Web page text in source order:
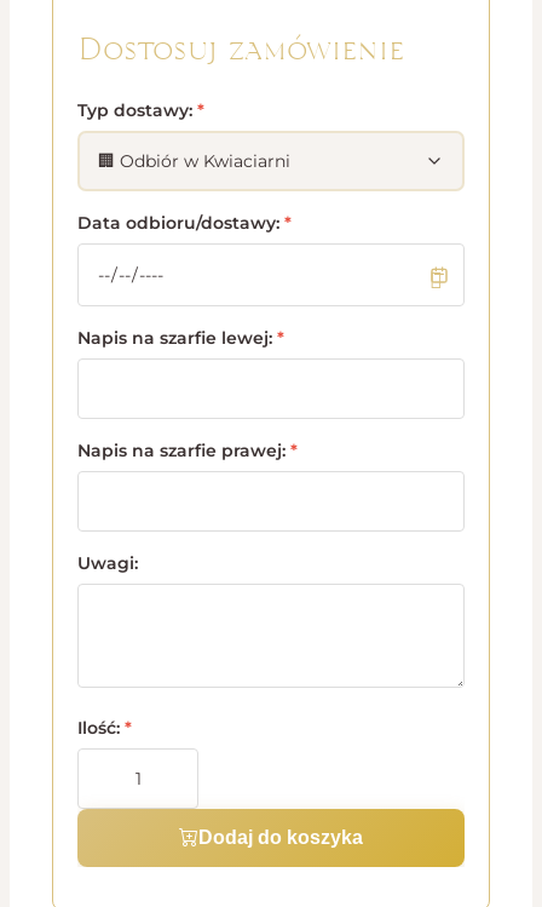
Dostosuj zamówienie
Typ dostawy: *
Data odbioru/dostawy: *
Napis na szarfie lewej: *
Napis na szarfie prawej: *
Uwagi:
Ilość: *
Dodaj do koszyka